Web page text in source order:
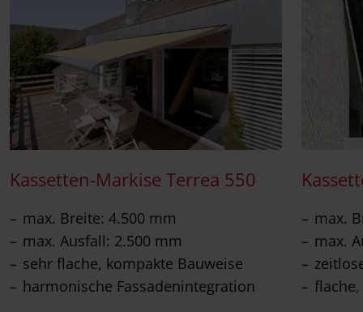
Kassetten-Markise Terrea 550
max. Breite: 4.500 mm
max. Ausfall: 2.500 mm
sehr flache, kompakte Bauweise
harmonische Fassadenintegration
max.
max.